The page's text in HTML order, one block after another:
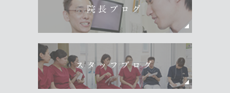
院長ブログ
スタッフブログ